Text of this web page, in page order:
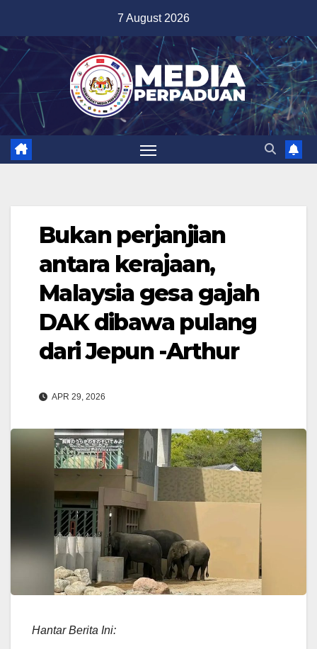
content
7 August 2026
Bukan perjanjian
antara kerajaan,
Malaysia gesa gajah
DAK dibawa pulang
dari Jepun -Arthur
APR 29, 2026
Hantar Berita Ini: